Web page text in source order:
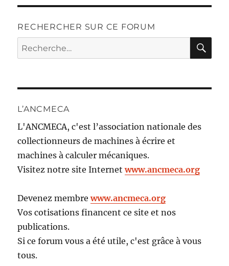
RECHERCHER SUR CE FORUM
Recherche
pour :
L’ANCMECA
L'ANCMECA, c'est l’association nationale des
collectionneurs de machines à écrire et
machines à calculer mécaniques.
Visitez notre site Internetwww.ancmeca.org
Devenez membrewww.ancmeca.org
Vos cotisations financent ce site et nos
publications.
Si ce forum vous a été utile, c'est grâce à vous
tous.